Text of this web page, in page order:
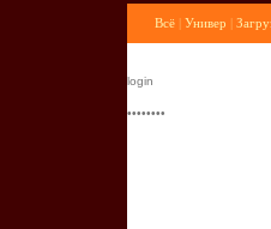
Всё| Универ |